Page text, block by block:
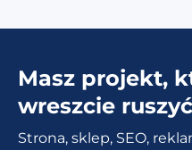
Masz projekt,
wreszcie
Strona, sklep, SEO,